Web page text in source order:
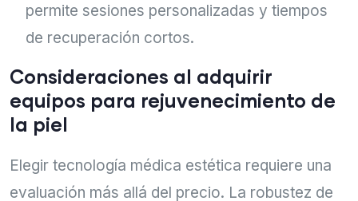
permite sesiones personalizadas y tiempos
de recuperación cortos.
Consideraciones al adquirir
equipos para rejuvenecimiento de
la piel
Elegir tecnología médica estética requiere una
evaluación más allá del precio. La robustez de